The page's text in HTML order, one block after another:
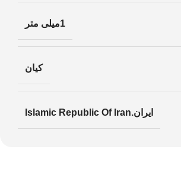
1میلی متر
کیان
ایران.Islamic Republic Of Iran